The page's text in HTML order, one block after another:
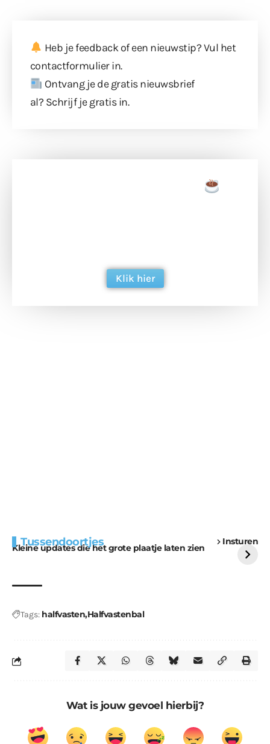
Heb je feedback of een nieuwstip? Vul het
contactformulierin.
Ontvang je de gratis nieuwsbrief
al? Schrijf je gratis in.
Klik hier
Tussendoortjes Insturen
Kleine updates die het grote plaatje laten zien
voor kabouters
uitdaging
Tags: halfvastenHalfvastenbal
Wat is jouw gevoel hierbij?